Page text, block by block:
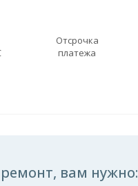
Отсрочка
платежа
вам нужно: